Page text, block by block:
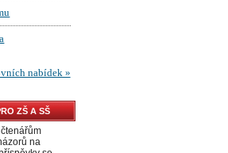
ZŠ A SŠ
na